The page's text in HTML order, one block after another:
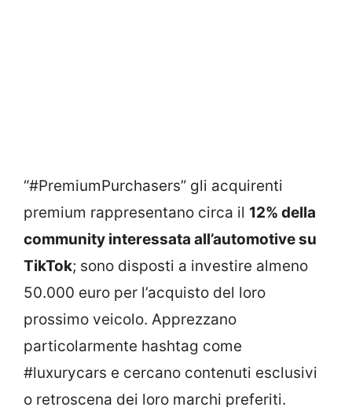
“#PremiumPurchasers” gli acquirenti
premium rappresentano circa il 12% della
community interessata all’automotive su
TikTok; sono disposti a investire almeno
50.000 euro per l’acquisto del loro
prossimo veicolo. Apprezzano
particolarmente hashtag come
#luxurycars e cercano contenuti esclusivi
o retroscena dei loro marchi preferiti.